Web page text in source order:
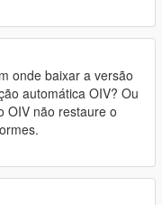
onde baixar a versão
automática OIV? Ou
OIV não restaure o